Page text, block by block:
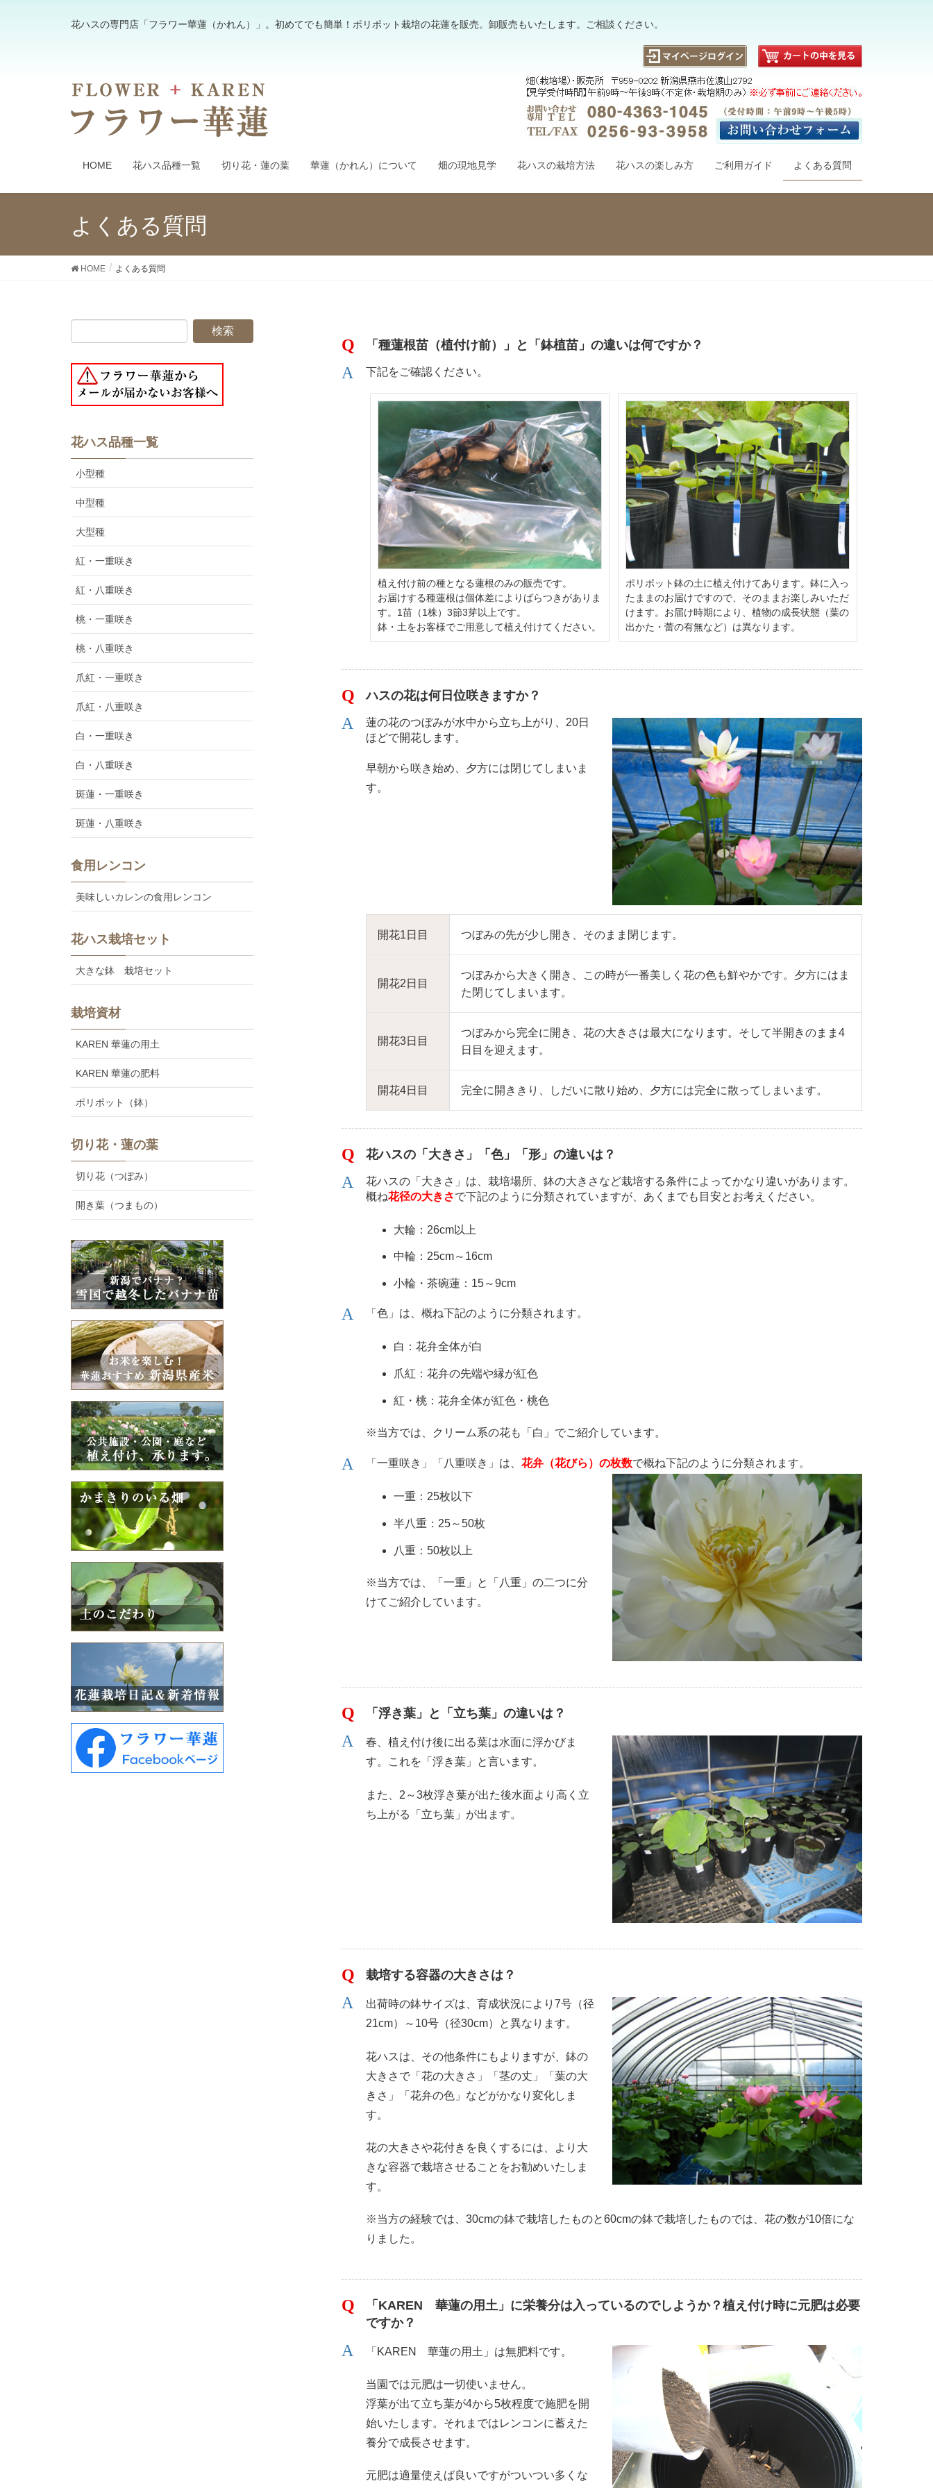
花ハスの専門店「フラワー華蓮（かれん）」。初めてでも簡単！ポリポット栽培の花蓮を販売。卸販売もいたします。ご相談ください。
HOME 花ハス品種一覧 切り花・蓮の葉 華蓮（かれん）について 畑の現地見学 花ハスの栽培方法 花ハスの楽しみ方 ご利用ガイド よくある質問
よくある質問
HOME よくある質問
「種蓮根苗（植付け前）」と「鉢植苗」の違いは何ですか？
下記をご確認ください。
植え付け前の種となる蓮根のみの販売です。
お届けする種蓮根は個体差によりばらつきがありま
す。1苗（1株）3節3芽以上です。
鉢・土をお客様でご用意して植え付けてください。
ポリポット鉢の土に植え付けてあります。鉢に入っ
たままのお届けですので、そのままお楽しみいただ
けます。お届け時期により、植物の成長状態（葉の
出かた・蕾の有無など）は異なります。
ハスの花は何日位咲きますか？
蓮の花のつぼみが水中から立ち上がり、20日
ほどで開花します。
早朝から咲き始め、夕方には閉じてしまいま
す。
開花1日目 つぼみの先が少し開き、そのまま閉じます。
開花2日目
つぼみから大きく開き、この時が一番美しく花の色も鮮やかです。夕方にはま
た閉じてしまいます。
開花3日目
つぼみから完全に開き、花の大きさは最大になります。そして半開きのまま4
日目を迎えます。
開花4日目 完全に開ききり、しだいに散り始め、夕方には完全に散ってしまいます。
花ハスの「大きさ」「色」「形」の違いは？
花ハスの「大きさ」は、栽培場所、鉢の大きさなど栽培する条件によってかなり違いがあります。
概ね花径の大きさで下記のように分類されていますが、あくまでも目安とお考えください。
大輪：26cm以上
中輪：25cm～16cm
小輪・茶碗蓮：15～9cm
「色」は、概ね下記のように分類されます。
白：花弁全体が白
爪紅：花弁の先端や縁が紅色
紅・桃：花弁全体が紅色・桃色
※当方では、クリーム系の花も「白」でご紹介しています。
「一重咲き」「八重咲き」は、 花弁（花びら）の枚数で概ね下記のように分類されます。
一重：25枚以下
半八重：25～50枚
八重：50枚以上
※当方では、「一重」と「八重」の二つに分
けてご紹介しています。
「浮き葉」と「立ち葉」の違いは？
春、植え付け後に出る葉は水面に浮かびま
す。これを「浮き葉」と言います。
また、2～3枚浮き葉が出た後水面より高く立
ち上がる「立ち葉」が出ます。
栽培する容器の大きさは？
出荷時の鉢サイズは、育成状況により7号（径
21cm）～10号（径30cm）と異なります。
花ハスは、その他条件にもよりますが、鉢の
大きさで「花の大きさ」「茎の丈」「葉の大
きさ」「花弁の色」などがかなり変化しま
す。
花の大きさや花付きを良くするには、より大
きな容器で栽培させることをお勧めいたしま
す。
※当方の経験では、30cmの鉢で栽培したものと60cmの鉢で栽培したものでは、花の数が10倍にな
りました。
「KAREN 華蓮の用土」に栄養分は入っているのでしようか？植え付け時に元肥は必要
ですか？
「KAREN 華蓮の用土」は無肥料です。
当園では元肥は一切使いません。
浮葉が出て立ち葉が4から5枚程度で施肥を開
始いたします。それまではレンコンに蓄えた
養分で成長させます。
元肥は適量使えば良いですがついつい多くな
花ハス品種一覧
小型種
中型種
大型種
紅・一重咲き
紅・八重咲き
桃・一重咲き
桃・八重咲き
爪紅・一重咲き
爪紅・八重咲き
白・一重咲き
白・八重咲き
斑蓮・一重咲き
斑蓮・八重咲き
食用レンコン
美味しいカレンの食用レンコン
花ハス栽培セット
大きな鉢 栽培セット
栽培資材
KAREN 華蓮の用土
KAREN 華蓮の肥料
ポリポット（鉢）
切り花・蓮の葉
切り花（つぼみ）
開き葉（つまもの）